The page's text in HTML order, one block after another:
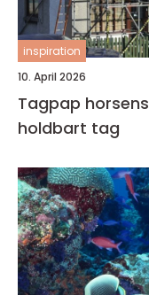
inspiration
10. April 2026
Tagpap horsens sådan får du et tæt og
holdbart tag